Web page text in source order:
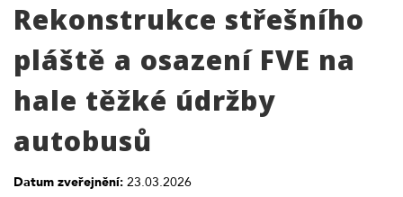
Rekonstrukce střešního
pláště a osazení FVE na
hale těžké údržby
autobusů
Datum zveřejnění: 23.03.2026